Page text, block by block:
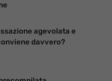
agevolata e
davvero?